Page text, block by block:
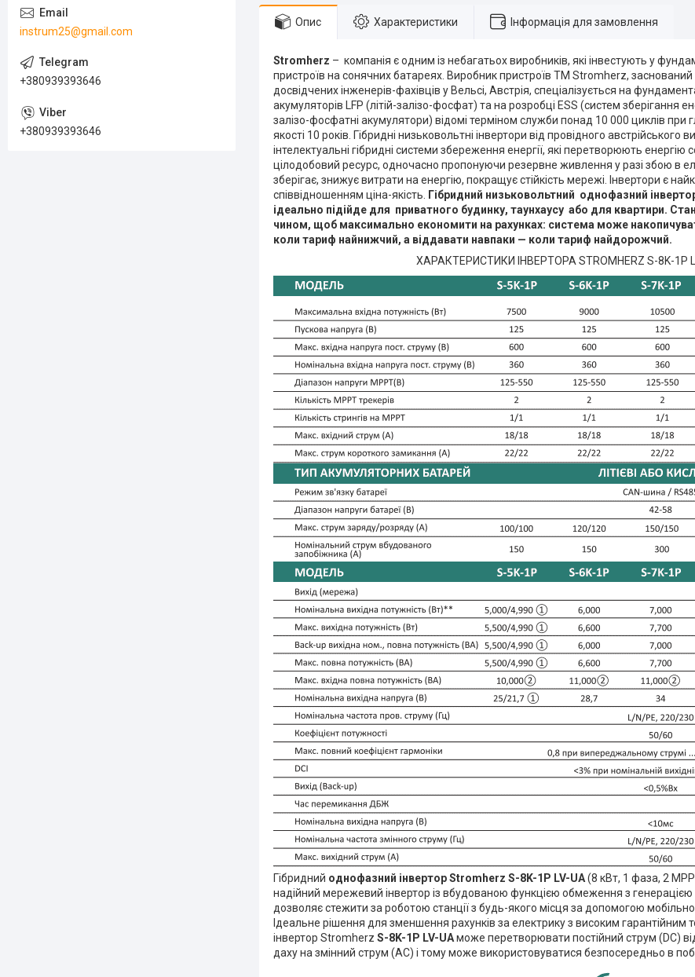
Опис Характеристики Інформація для замовлення
Stromherz – компанія є одним із небагатьох виробників, які інвестують у
пристроїв на сонячних батареях. Виробник пристроїв TM Stromherz,
досвідчених інженерів-фахівців у Вельсі, Австрія, спеціалізується на
акумуляторів LFP (літій-залізо-фосфат) та на розробці ESS (систем зберігання
залізо-фосфатні акумулятори) відомі терміном служби понад 10 000 циклів при
якості 10 років. Гібридні низьковольтні інвертори від провідного
інтелектуальні гібридні системи збереження енергії, які перетворюють
цілодобовий ресурс, одночасно пропонуючи резервне живлення у разі збою в
зберігає, знижує витрати на енергію, покращує стійкість мережі. Інвертори є
співвідношенням ціна-якість.
Гібридний низьковольтний однофазний
ідеально підійде для приватного будинку, таунхаусу або для квартири.
чином, щоб максимально економити на рахунках: система може
коли тариф найнижчий, а віддавати навпаки — коли тариф найдорожчий.
ХАРАКТЕРИСТИКИ ІНВЕРТОРА STROMHERZ S-8K-1P
Гібридний однофазний інвертор Stromherz S-8K-1P LV-UA(8 кВт, 1 фаза, 2
надійний мережевий інвертор із вбудованою функцією обмеження з
дозволяє стежити за роботою станції з будь-якого місця за допомогою
Ідеальне рішення для зменшення рахунків за електрику з високим гарантійним
інвертор Stromherz S-8K-1P LV-UAможе перетворювати постійний струм (DC)
даху на змінний струм (AC) і тому може використовуватися безпосередньо в
instrum25@gmail.com
+380939393646
+380939393646